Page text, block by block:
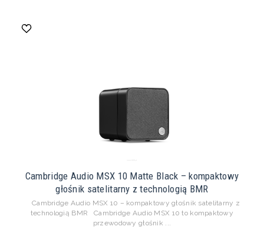
Cambridge Audio MSX 10 Matte Black – kompaktowy
głośnik satelitarny z technologią BMR
Cambridge Audio MSX 10 – kompaktowy głośnik satelitarny z
technologią BMR Cambridge Audio MSX 10 to kompaktowy
przewodowy głośnik ...